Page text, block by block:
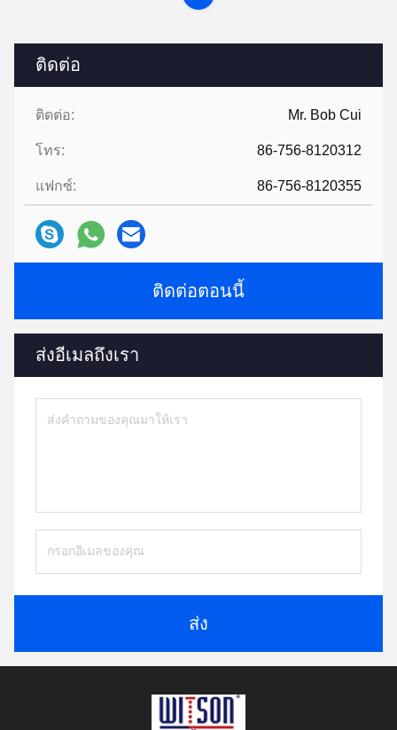
ติดต่อ
ติดต่อ: Mr. Bob Cui
โทร: 86-756-8120312
แฟกซ์: 86-756-8120355
ติดต่อตอนนี้
ส่งอีเมลถึงเรา
ส่ง